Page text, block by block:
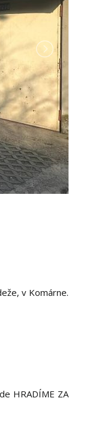
v Komárne.
HRADÍME ZA